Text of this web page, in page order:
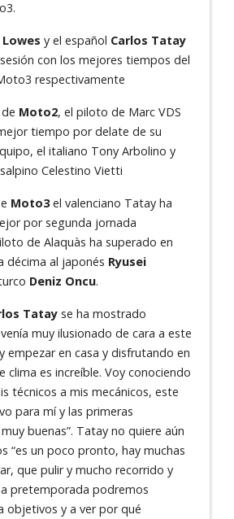
Lowes y el español Carlos Tatay
con los mejores tiempos del
respectivamente
Moto2, el piloto de Marc VDS
tiempo por delate de su
el italiano Tony Arbolino y
Celestino Vietti
Moto3el valenciano Tatay ha
por segunda jornada
de Alaquàs ha superado en
décima al japonés Ryusei
Deniz Oncu.
Tatay se ha mostrado
muy ilusionado de cara a este
empezar en casa y disfrutando en
clima es increíble. Voy conociendo
técnicos a mis mecánicos, este
para mí y las primeras
buenas”. Tatay no quiere aún
“es un poco pronto, hay muchas
que pulir y mucho recorrido y
pretemporada podremos
objetivos y a ver por qué